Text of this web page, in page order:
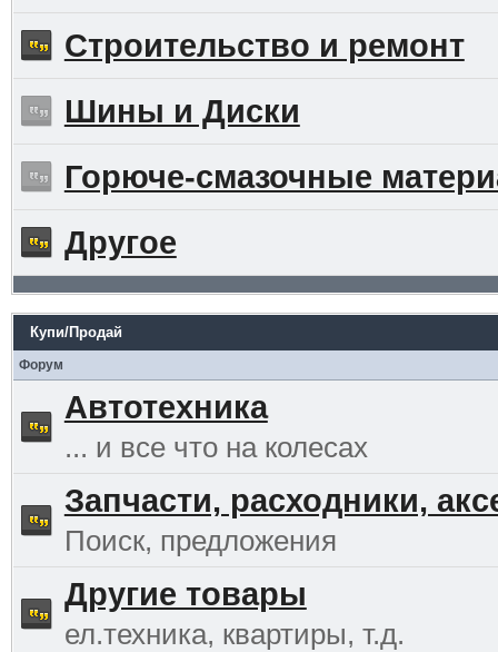
Строительство и ремонт
Шины и Диски
Горюче-смазочные
Другое
Купи/Продай
Форум
Автотехника
... и все что на колесах
Запчасти, расходники,
Поиск, предложения
Другие товары
ел.техника, квартиры, т.д.